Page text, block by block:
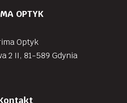
OPTYK
Optyk
2 II, 81-589 Gdynia